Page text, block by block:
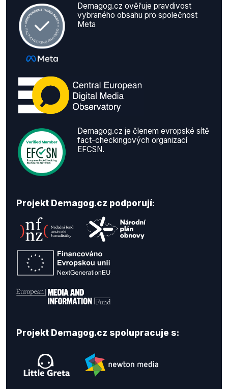
Demagog.cz ověřuje pravdivost
vybraného obsahu pro společnost
Meta
Demagog.cz je členem evropské sítě
fact-checkingových organizací
EFCSN.
Projekt Demagog.cz podporují:
Projekt Demagog.cz spolupracuje s: